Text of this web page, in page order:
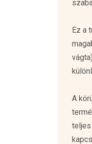
Ez a
A
teljes